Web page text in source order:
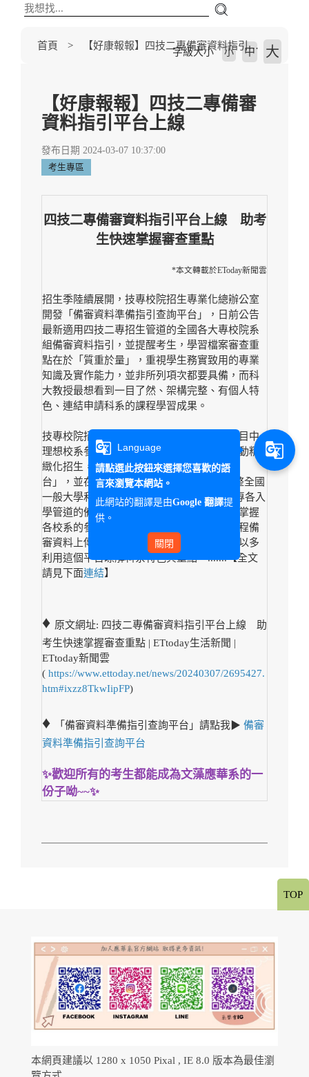
首頁 【好康報報】四技二專備審資料指引平台上線
字級大小 小 中 大
【好康報報】四技二專備審
資料指引平台上線
發布日期 2024-03-07 10:37:00
考生專區
四技二專備審資料指引平台上線 助考
生快速掌握審查重點
*本文轉載於EToday新聞雲
招生季陸續展開，技專校院招生專業化總辦公室
開發「 備審資料準備指引查詢平台 」，日前公告
最新適用四技二專招生管道的全國各大專校院系
組備審資料指引，並提醒考生，學習檔案審查重
點在於「質重於量」，重視學生務實致用的專業
知識及實作能力，並非所列項次都要具備，而科
大教授最想看到一目了然、架構完整、有個人特
色、連結申請科系的課程學習成果。
技專校院招生總辦表示，為讓學生更了解心目中
理想校系參採重點，並協助全國技專技高推動精
緻化招生，開發「備審資料準備指引查詢平
台」，並在本周二（5日）公告，平台上綜整全國
一般大學和技專校院關於113學年度四技二專各入
學管道的備審資料指引，便利廣大考生快速掌握
各校系的參採科目、審查重點，準備學習歷程備
審資料上傳，也鼓勵考生、家長、老師們可以多
利用這個平台瞭解科系特色與重點。.......【全文
請見下面連結】
♦ 原文網址: 四技二專備審資料指引平台上線 助
考生快速掌握審查重點 | ETtoday生活新聞 |
ETtoday新聞雲
( https://www.ettoday.net/news/20240307/2695427.
htm#ixzz8TkwIipFP)
♦ 「備審資料準備指引查詢平台」請點我▶ 備審
資料準備指引查詢平台
✨歡迎所有的考生都能成為文藻應華系的一
份子呦~~✨
本網頁建議以 1280 x 1050 Pixal , IE 8.0 版本為最佳瀏
TOP
g_translate Language
請點選此按鈕來選擇您喜歡的語
言來瀏覽本網站。
此網站的翻譯是由Google 翻譯提
供。
關閉
g_translate